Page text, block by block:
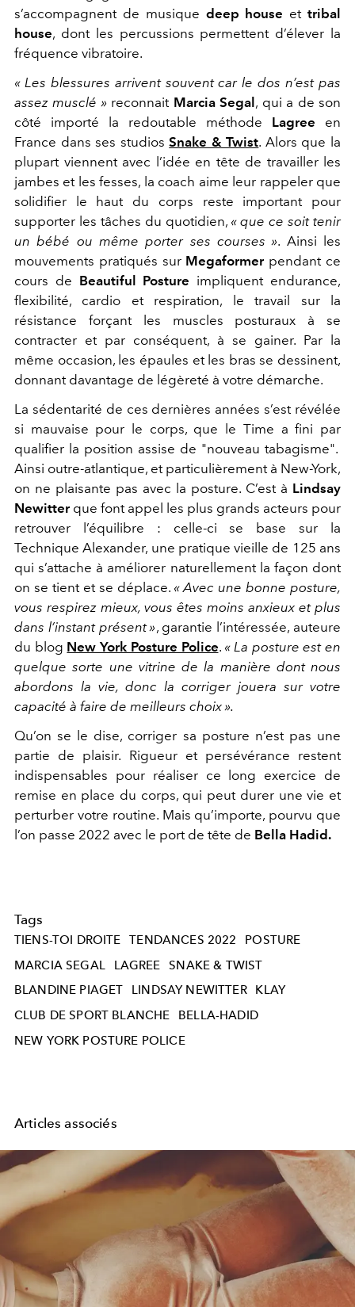
s’accompagnent de musique deep house ettribal
house, dont les percussions permettent d’élever la
fréquence vibratoire.
« Les blessures arrivent souvent car le dos n’est pas
assez musclé »reconnait Marcia Segal , qui a de son
côté importé la redoutable méthode Lagree en
France dans ses studiosSnake & Twist. Alors que la
plupart viennent avec l’idée en tête de travailler les
jambes et les fesses, la coach aime leur rappeler que
solidifier le haut du corps reste important pour
supporter les tâches du quotidien, « que ce soit tenir
un bébé ou même porter ses courses ». Ainsi les
mouvements pratiqués sur Megaformerpendant ce
cours de Beautiful Posture impliquent endurance,
flexibilité, cardio et respiration, le travail sur la
résistance forçant les muscles posturaux à se
contracter et par conséquent, à se gainer. Par la
même occasion, les épaules et les bras se dessinent,
donnant davantage de légèreté à votre démarche.
La sédentarité de ces dernières années s’est révélée
si mauvaise pour le corps, que le Time a fini par
qualifier la position assise de "nouveau tabagisme".
Ainsi outre-atlantique, et particulièrement à New-York,
on ne plaisante pas avec la posture. C’est à Lindsay
Newitterque font appel les plus grands acteurs pour
retrouver l’équilibre : celle-ci se base sur la
Technique Alexander, une pratique vieille de 125 ans
qui s’attache à améliorer naturellement la façon dont
on se tient et se déplace. « Avec une bonne posture,
vous respirez mieux, vous êtes moins anxieux et plus
dans l’instant présent », garantie l’intéressée, auteure
du blog New York Posture Police. « La posture est en
quelque sorte une vitrine de la manière dont nous
abordons la vie, donc la corriger jouera sur votre
capacité à faire de meilleurs choix ».
Qu’on se le dise, corriger sa posture n’est pas une
partie de plaisir. Rigueur et persévérance restent
indispensables pour réaliser ce long exercice de
remise en place du corps, qui peut durer une vie et
perturber votre routine. Mais qu’importe, pourvu que
l’on passe 2022 avec le port de tête de Bella Hadid.
Tags
TIENS-TOI DROITE TENDANCES 2022
POSTURE
MARCIA SEGAL
LAGREE
SNAKE & TWIST
BLANDINE PIAGET
LINDSAY NEWITTER
KLAY
CLUB DE SPORT BLANCHE
BELLA-HADID
NEW YORK POSTURE POLICE
Articles associés